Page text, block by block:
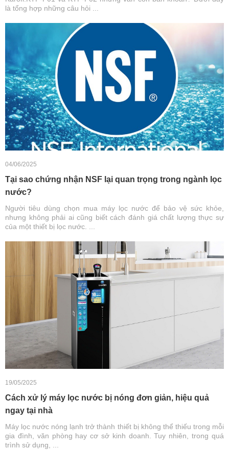
là tổng hợp những câu hỏi ...
04/06/2025
Tại sao chứng nhận NSF lại quan trọng trong ngành lọc
nước?
Người tiêu dùng chọn mua máy lọc nước để bảo vệ sức khỏe,
nhưng không phải ai cũng biết cách đánh giá chất lượng thực sự
của một thiết bị lọc nước. ...
19/05/2025
Cách xử lý máy lọc nước bị nóng đơn giản, hiệu quả
ngay tại nhà
Máy lọc nước nóng lạnh trở thành thiết bị không thể thiếu trong mỗi
gia đình, văn phòng hay cơ sở kinh doanh. Tuy nhiên, trong quá
trình sử dụng, ...